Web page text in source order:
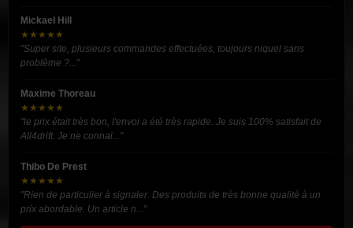
Mickael Hill
★★★★★
"Super site, plusieurs commandes effectuées, toujours niquel sans
problème ?..."
Maxime Thoreau
★★★★★
"le prix était très bon, l'envoi a été très rapide. Je suis 100% satisfait de
All4drift. Je ne connai..."
Thibo De Prest
★★★★★
"Rien de particulier à signaler. Des produits de très bonne qualité à un
prix abordable. Un article n..."